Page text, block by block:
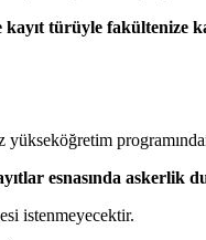
türüyle fakültenize
esnasında askerlik
istenmeyecektir.